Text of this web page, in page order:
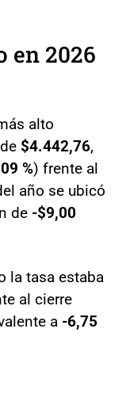
en 2026
alto
$4.442,76,
%) frente al
año se ubicó
de -$9,00
la tasa estaba
al cierre
a -6,75